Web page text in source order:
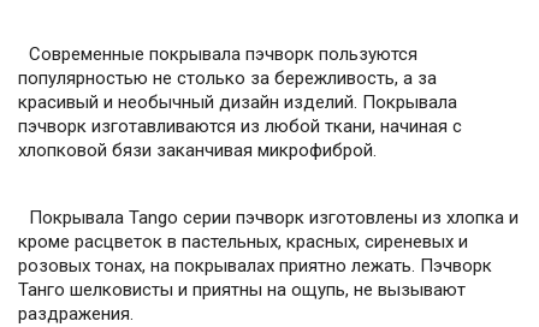
Современные покрывала пэчворк пользуются
популярностью не столько за бережливость, а за
красивый и необычный дизайн изделий. Покрывала
пэчворк изготавливаются из любой ткани, начиная с
хлопковой бязи заканчивая микрофиброй.
Покрывала Tango серии пэчворк изготовлены из хлопка и
кроме расцветок в пастельных, красных, сиреневых и
розовых тонах, на покрывалах приятно лежать. Пэчворк
Танго шелковисты и приятны на ощупь, не вызывают
раздражения.